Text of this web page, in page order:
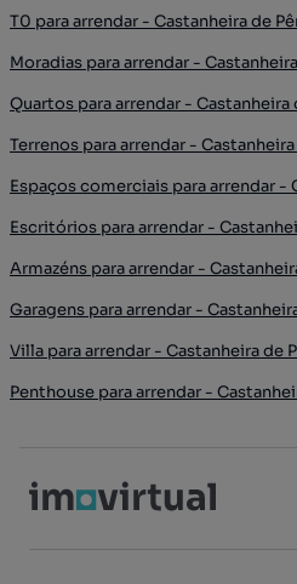
T0 para arrendar - Castanheira de
Moradias para arrendar -
Quartos para arrendar - Castanheira
Terrenos para arrendar -
Espaços comerciais para arrendar -
Escritórios para arrendar -
Armazéns para arrendar -
Garagens para arrendar -
Villa para arrendar - Castanheira de
Penthouse para arrendar -